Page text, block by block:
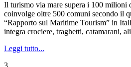
Il turismo via mare supera i 100 milioni
coinvolge oltre 500 comuni secondo il
“Rapporto sul Maritime Tourism” in
integra crociere, traghetti, catamarani,
Leggi tutto...
3